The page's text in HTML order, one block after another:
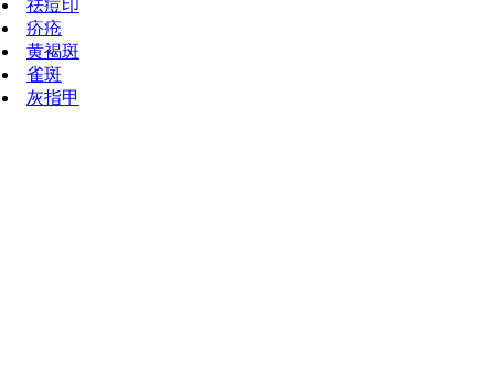
祛痘印
疥疮
黄褐斑
雀斑
灰指甲